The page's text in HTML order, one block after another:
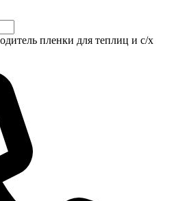
пленки для теплиц и с/х